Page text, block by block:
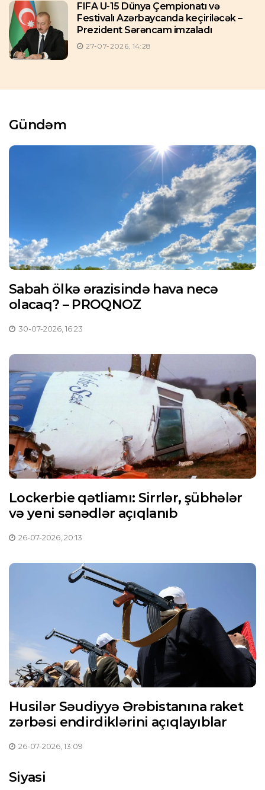
FIFA U-15 Dünya Çempionatı və
Festivalı Azərbaycanda keçiriləcək –
Prezident Sərəncam imzaladı
27-07-2026, 14:28
Gündəm
Sabah ölkə ərazisində hava necə
olacaq? – PROQNOZ
30-07-2026, 16:23
Lockerbie qətliamı: Sirrlər, şübhələr
və yeni sənədlər açıqlanıb
26-07-2026, 20:13
Husilər Səudiyyə Ərəbistanına raket
zərbəsi endirdiklərini açıqlayıblar
26-07-2026, 13:09
Siyasi